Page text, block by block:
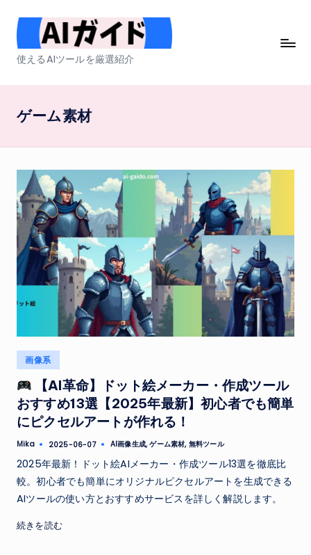
Skip
content
A
イ
ド
使えるAIツールを厳選紹介
ゲーム素材
Posted
in
画像系
【AI革命】ドット絵メーカー・作成ツール
おすすめ13選【2025年最新】初心者でも簡単
にピクセルアートが作れる！
Posted
Mika 2025-06-07
Tags: AI画像生成,ゲーム素材, 無料ツール
2025年最新！ドット絵AIメーカー・作成ツール13選を徹底比
較。初心者でも簡単にオリジナルピクセルアートを生成できる
AIツールの使い方とおすすめサービスを詳しく解説します。
続きを読む